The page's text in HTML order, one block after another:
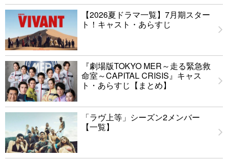
【2026夏ドラマ一覧】7月期スター
ト！キャスト・あらすじ
『劇場版TOKYO MER～走る緊急救
命室～CAPITAL CRISIS』キャス
ト・あらすじ【まとめ】
「ラヴ上等」シーズン2メンバー
【一覧】